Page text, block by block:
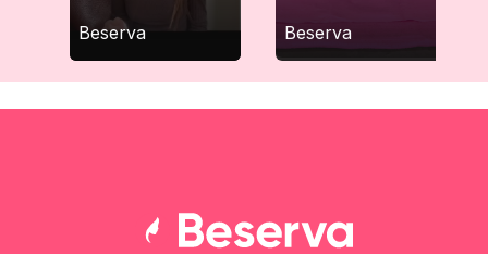
Beserva Beserva